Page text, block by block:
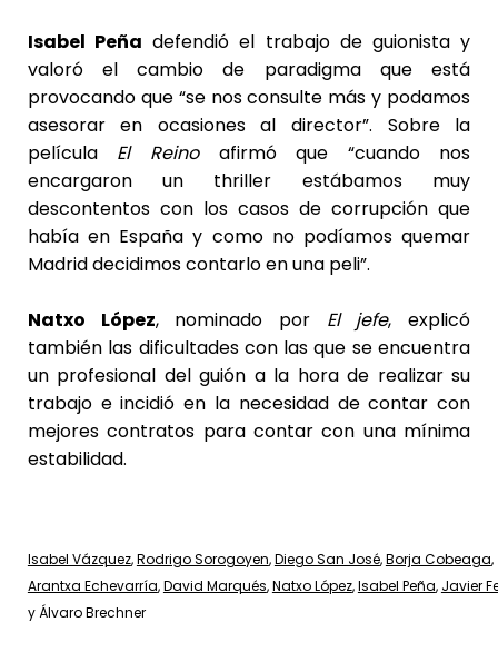
Isabel Peña defendió el trabajo de guionista y
valoró el cambio de paradigma que está
provocando que “se nos consulte más y podamos
asesorar en ocasiones al director”. Sobre la
película El Reino afirmó que “cuando nos
encargaron un thriller estábamos muy
descontentos con los casos de corrupción que
había en España y como no podíamos quemar
Madrid decidimos contarlo en una peli”.
Natxo López, nominado por El jefe, explicó
también las dificultades con las que se encuentra
un profesional del guión a la hora de realizar su
trabajo e incidió en la necesidad de contar con
mejores contratos para contar con una mínima
estabilidad.
Isabel Vázquez,Rodrigo Sorogoyen,Diego San José,Borja Cobeaga,
Arantxa Echevarría,David Marqués,Natxo López,Isabel Peña, Javier
y Álvaro Brechner